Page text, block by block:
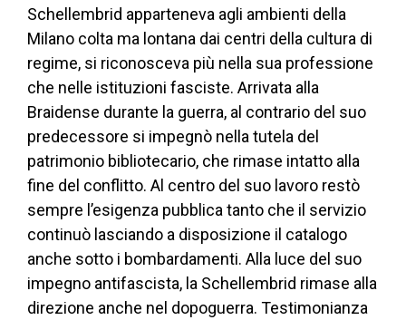
Schellembrid apparteneva agli ambienti della
Milano colta ma lontana dai centri della cultura di
regime, si riconosceva più nella sua professione
che nelle istituzioni fasciste. Arrivata alla
Braidense durante la guerra, al contrario del suo
predecessore si impegnò nella tutela del
patrimonio bibliotecario, che rimase intatto alla
fine del conflitto. Al centro del suo lavoro restò
sempre l’esigenza pubblica tanto che il servizio
continuò lasciando a disposizione il catalogo
anche sotto i bombardamenti. Alla luce del suo
impegno antifascista, la Schellembrid rimase alla
direzione anche nel dopoguerra. Testimonianza